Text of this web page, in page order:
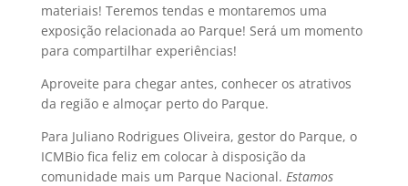
materiais! Teremos tendas e montaremos uma
exposição relacionada ao Parque! Será um momento
para compartilhar experiências!
Aproveite para chegar antes, conhecer os atrativos
da região e almoçar perto do Parque.
Para Juliano Rodrigues Oliveira, gestor do Parque, o
ICMBio fica feliz em colocar à disposição da
comunidade mais um Parque Nacional.  Estamos